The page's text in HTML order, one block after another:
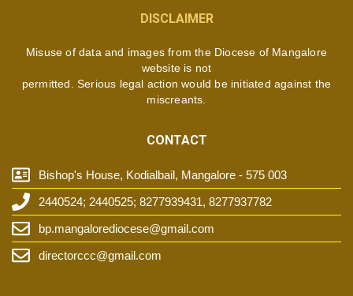
DISCLAIMER
Misuse of data and images from the Diocese of Mangalore
website is not
permitted. Serious legal action would be initiated against the
miscreants.
CONTACT
Bishop's House, Kodialbail, Mangalore - 575 003
2440524; 2440525; 8277939431, 8277937782
bp.mangalorediocese@gmail.com
directorccc@gmail.com